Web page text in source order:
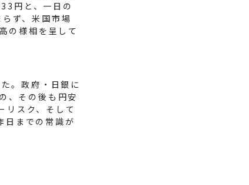
円と、一日の
ず、米国市場
の様相を呈して
。政府・日銀に
、その後も円安
リスク、そして
日までの常識が